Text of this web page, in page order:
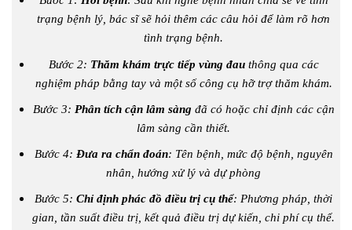
trạng bệnh lý, bác sĩ sẽ hỏi thêm các câu hỏi để làm rõ hơn
tình trạng bệnh.
Bước 2: Thăm khám trực tiếp vùng đauthông qua các
nghiệm pháp bằng tay và một số công cụ hỡ trợ thăm khám.
Bước 3: Phân tích cận lâm sàng đã có hoặc chỉ định các cận
lâm sàng cần thiết.
Bước 4: Đưa ra chẩn đoán: Tên bệnh, mức độ bệnh, nguyên
nhân, hướng xử lý và dự phòng
Bước 5:Chỉ định phác đồ điều trị cụ thể: Phương pháp, thời
gian, tần suất điều trị, kết quả điều trị dự kiến, chi phí cụ thể.